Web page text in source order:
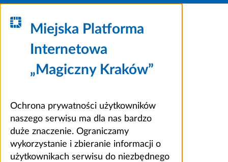
Miejska Platforma
Internetowa
„Magiczny Kraków”
Ochrona prywatności użytkowników
naszego serwisu ma dla nas bardzo
duże znaczenie. Ograniczamy
wykorzystanie i zbieranie informacji o
użytkownikach serwisu do niezbędnego